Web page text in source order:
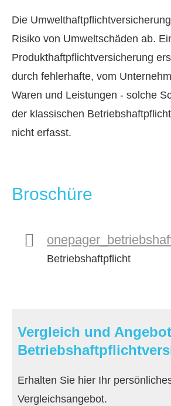
Die
Risiko von Umweltschäden ab.
Produkthaftpflichtversicherung
durch fehlerhafte, vom
Waren und Leistungen - solche
der klassischen
nicht erfasst.
Broschüre
Betriebshaftpflicht
Vergleich und Angebot
Erhalten Sie hier Ihr
Vergleichsangebot.